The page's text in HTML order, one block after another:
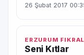
26 Şubat 2017
ERZURUM
Seni Kıtlar